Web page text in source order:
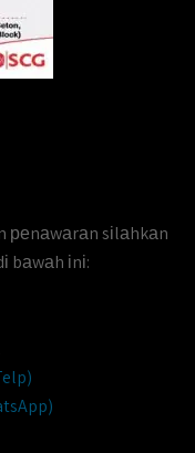
реnаwаrаn sіlаhkаn
bаwаh іnі: